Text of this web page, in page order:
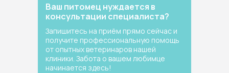
Ваш питомец нуждается в
консультации специалиста?
Запишитесь на приём прямо сейчас и
получите профессиональную помощь
от опытных ветеринаров нашей
клиники. Забота о вашем любимце
начинается здесь!